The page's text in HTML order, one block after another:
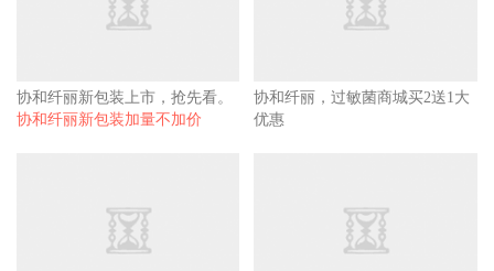
协和纤丽新包装上市，抢先看。
协和纤丽新包装加量不加价
协和纤丽，过敏菌商城买2送1大
优惠